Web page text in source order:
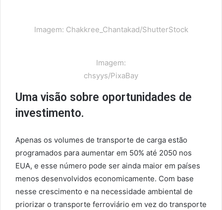
Imagem: Chakkree_Chantakad/ShutterStock
Imagem:
chsyys/PixaBay
Uma visão sobre oportunidades de
investimento.
Apenas os volumes de transporte de carga estão
programados para aumentar em 50% até 2050 nos
EUA, e esse número pode ser ainda maior em países
menos desenvolvidos economicamente. Com base
nesse crescimento e na necessidade ambiental de
priorizar o transporte ferroviário em vez do transporte